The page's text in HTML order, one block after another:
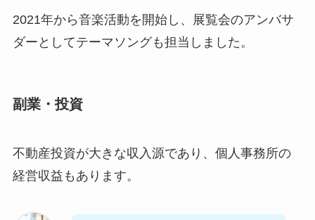
2021年から音楽活動を開始し、展覧会のアンバサ
ダーとしてテーマソングも担当しました。
副業・投資
不動産投資が大きな収入源であり、個人事務所の
経営収益もあります。